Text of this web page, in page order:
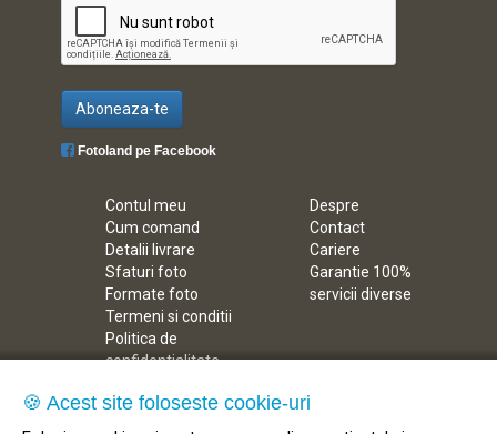
Aboneaza-te
Fotoland pe Facebook
Contul meu
Cum comand
Detalii livrare
Sfaturi foto
Formate foto
Termeni si conditii
Politica de
confidentialitate
Despre
Contact
Cariere
Garantie 100%
servicii diverse
🍪 Acest site foloseste cookie-uri